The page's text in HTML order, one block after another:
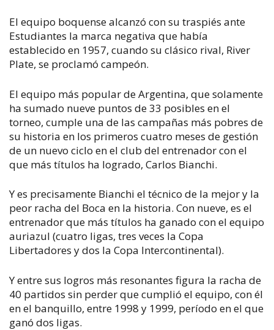
El equipo boquense alcanzó con su traspiés ante
Estudiantes la marca negativa que había
establecido en 1957, cuando su clásico rival, River
Plate, se proclamó campeón.
El equipo más popular de Argentina, que solamente
ha sumado nueve puntos de 33 posibles en el
torneo, cumple una de las campañas más pobres de
su historia en los primeros cuatro meses de gestión
de un nuevo ciclo en el club del entrenador con el
que más títulos ha logrado, Carlos Bianchi.
Y es precisamente Bianchi el técnico de la mejor y la
peor racha del Boca en la historia. Con nueve, es el
entrenador que más títulos ha ganado con el equipo
auriazul (cuatro ligas, tres veces la Copa
Libertadores y dos la Copa Intercontinental).
Y entre sus logros más resonantes figura la racha de
40 partidos sin perder que cumplió el equipo, con él
en el banquillo, entre 1998 y 1999, período en el que
ganó dos ligas.